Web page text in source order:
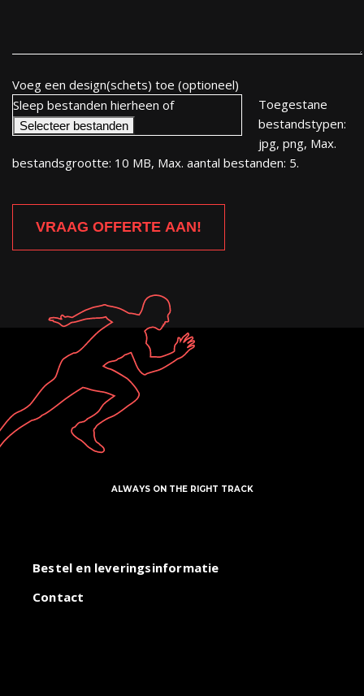
Voeg een design(schets) toe (optioneel)
Sleep bestanden hierheen of
Selecteer bestanden
Toegestane
bestandstypen:
jpg, png, Max.
bestandsgrootte: 10 MB, Max. aantal bestanden: 5.
ALWAYS ON THE RIGHT TRACK
Bestel en leveringsinformatie
Contact